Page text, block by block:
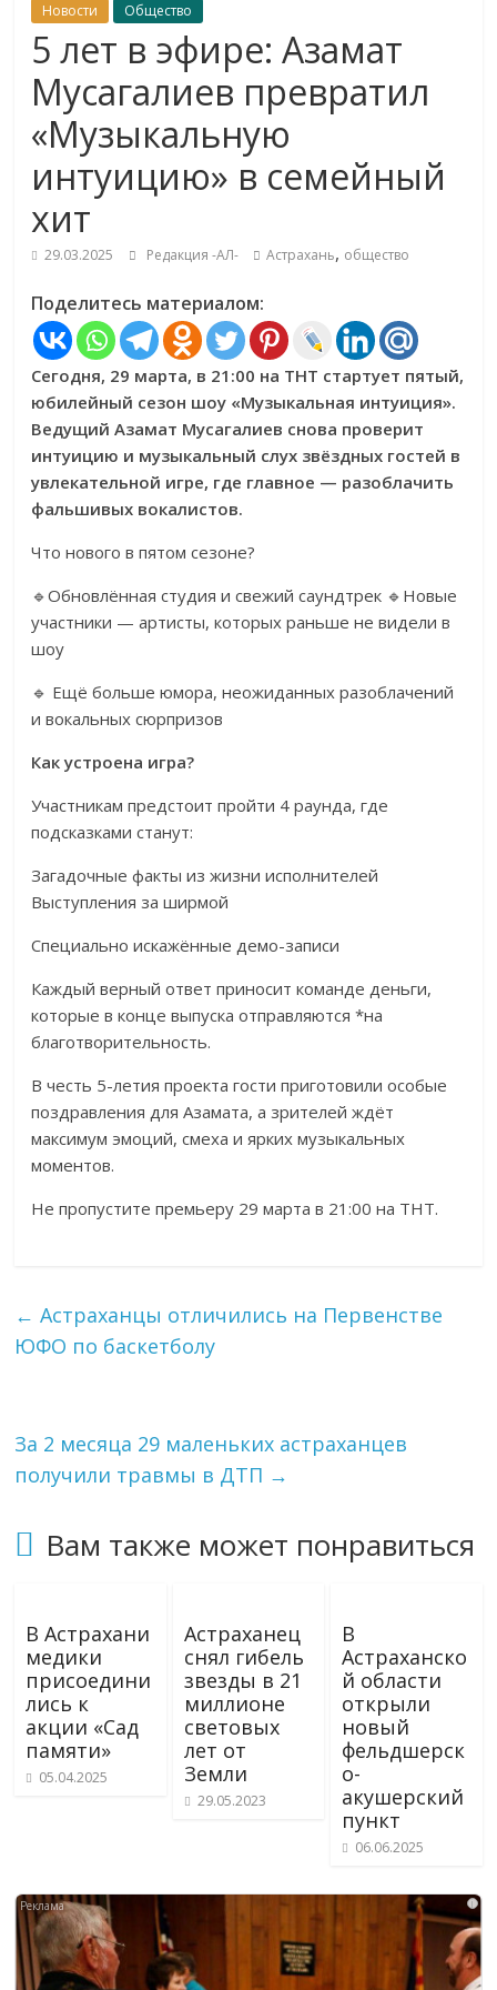
Новости Общество
5 лет в эфире: Азамат
Мусагалиев превратил
«Музыкальную
интуицию» в семейный
хит
29.03.2025 Редакция -АЛ- Астрахань, общество
Поделитесь материалом:
Сегодня, 29 марта, в 21:00 на ТНТ стартует пятый,
юбилейный сезон шоу «Музыкальная интуиция».
Ведущий Азамат Мусагалиев снова проверит
интуицию и музыкальный слух звёздных гостей в
увлекательной игре, где главное — разоблачить
фальшивых вокалистов.
Что нового в пятом сезоне?
🔹Обновлённая студия и свежий саундтрек 🔹Новые
участники — артисты, которых раньше не видели в
шоу
🔹 Ещё больше юмора, неожиданных разоблачений
и вокальных сюрпризов
Как устроена игра?
Участникам предстоит пройти 4 раунда, где
подсказками станут:
Загадочные факты из жизни исполнителей
Выступления за ширмой
Специально искажённые демо-записи
Каждый верный ответ приносит команде деньги,
которые в конце выпуска отправляются *на
благотворительность.
В честь 5-летия проекта гости приготовили особые
поздравления для Азамата, а зрителей ждёт
максимум эмоций, смеха и ярких музыкальных
моментов.
Не пропустите премьеру 29 марта в 21:00 на ТНТ.
← Астраханцы отличились на Первенстве
ЮФО по баскетболу
За 2 месяца 29 маленьких астраханцев
получили травмы в ДТП →
Вам также может понравиться
В Астрахани
медики
присоедини
лись к
акции «Сад
памяти»
05.04.2025
Астраханец
снял гибель
звезды в 21
миллионе
световых
лет от
Земли
29.05.2023
В
Астраханско
й области
открыли
новый
фельдшерск
о-
акушерский
пункт
06.06.2025
i